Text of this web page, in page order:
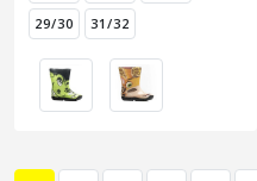
29/30
31/32